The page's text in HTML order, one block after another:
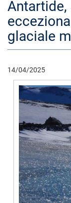
glaciale
14/04/2025